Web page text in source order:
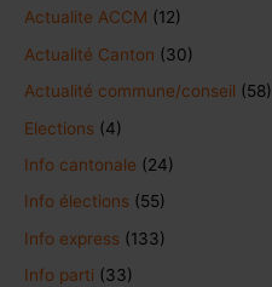
Actualite ACCM (12)
Actualité Canton (30)
Actualité commune/conseil (58)
Elections (4)
Info cantonale (24)
Info élections (55)
Info express (133)
Info parti (33)